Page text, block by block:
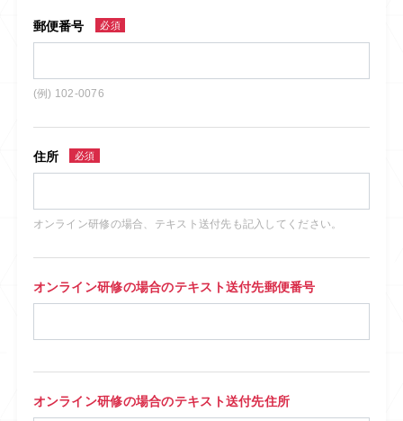
郵便番号 必須
(例) 102-0076
住所 必須
オンライン研修の場合、テキスト送付先も記入してください。
オンライン研修の場合のテキスト送付先郵便番号
オンライン研修の場合のテキスト送付先住所